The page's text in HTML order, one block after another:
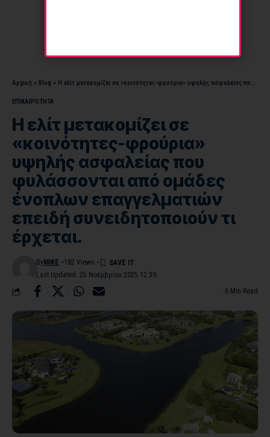
Αρχική » Blog » Η ελίτ μετακομίζει σε «κοινότητες-φρούρια» υψηλής ασφαλείας που φυλάσσονται από ομάδες ένοπλων επαγγελματιών επειδή συνειδητοποιούν τι έρχεται.
ΕΠΙΚΑΙΡΟΤΗΤΑ
Η ελίτ μετακομίζει σε
«κοινότητες-φρούρια»
υψηλής ασφαλείας που
φυλάσσονται από ομάδες
ένοπλων επαγγελματιών
επειδή συνειδητοποιούν τι
έρχεται.
Last Updated: 25 Νοεμβρίου 2025 12:39
By MIKE 182 Views
6 Min Read